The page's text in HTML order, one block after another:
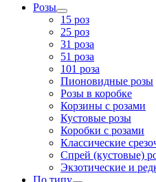
Розы
15 роз
25 роз
31 роза
51 роза
101 роза
Пионовидные розы
Розы в коробке
Корзины с розами
Кустовые розы
Коробки с розами
Классические
Спрей (кустовые)
Экзотические и
По типу